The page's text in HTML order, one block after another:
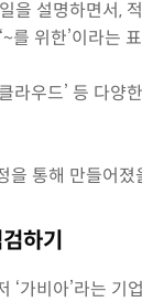
을 설명하면서,
를 위한’이라
‘클라우드’ 등
을 통해 만들어
하기
‘가비아’라는